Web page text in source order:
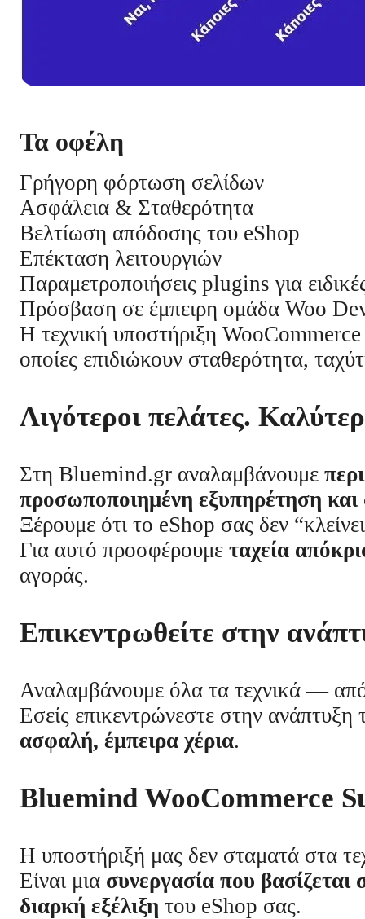
Τα οφέλη
Γρήγορη φόρτωση σελίδων
Ασφάλεια & Σταθερότητα
Βελτίωση απόδοσης του eShop
Επέκταση λειτουργιών
Παραμετροποιήσεις plugins για
Πρόσβαση σε έμπειρη ομάδα Woo
Η τεχνική υποστήριξη WooCommerce
οποίες επιδιώκουν σταθερότητα,
Λιγότεροι πελάτες.
Στη Bluemind.gr αναλαμβάνουμε
προσωποποιημένη εξυπηρέτηση και
Ξέρουμε ότι το eShop σας δεν
Για αυτό προσφέρουμε ταχεία
αγοράς.
Επικεντρωθείτε στην
Αναλαμβάνουμε όλα τα τεχνικά —
Εσείς επικεντρώνεστε στην
ασφαλή, έμπειρα χέρια.
Bluemind WooCommerce
Η υποστήριξή μας δεν σταματά στα
Είναι μια συνεργασία που βασίζεται
διαρκή εξέλιξη του eShop σας.